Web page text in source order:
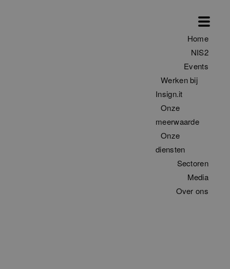
Home
NIS2
Events
Werken bij
Insign.it
Onze
meerwaarde
Onze
diensten
Sectoren
Media
Over ons